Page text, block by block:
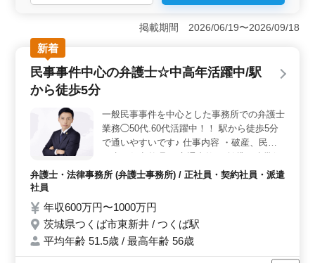
にて1級土木施工管理技士保有者向けの急募求人です。年
収400万円〜600万円という魅力的な報酬と、福利厚生の
充実が特徴です。下妻駅からのアクセスも便利で、車通
勤も可能です。 ＜業務内容＞ 主に国道や上下水道
などの案件における施工管理業務を担当します。各種書
類作成や施工図作成、打合せなども行います。1級土木施
工管理技士や施工管理経験20年以上の方は条件面で優遇
されます。 ＜備考＞ 資格手当や家族手当などの福
利厚生が充実しており、単身用宿舎も完備されていま
す。また、経験豊富な方々が活躍しており、年齢よりも
経験を重視する風土がある企業です。建設業界でのキャ
リアをお持ちの方にとって絶好の機会です。
掲載期間 2026/06/19〜2026/09/18
新着
民事事件中心の弁護士☆中高年活躍中/駅
から徒歩5分
一般民事事件を中心とした事務所での弁護士
業務◯50代.60代活躍中！！ 駅から徒歩5分
で通いやすいです♪ 仕事内容 ・破産、民事
証 ・未払い残業代請求 ・不動産問題 ・売買
する紛争 ・高齢者・障害者の虐待 ・高齢
者・障害者の財産管理 等 今までの経験を活
かして頂ける方ぜひご応募下さい！！ お待
ちしております☆
弁護士・法律事務所 (弁護士事務所) / 正社員・契約社員・派遣
社員
年収600万円〜1000万円
茨城県つくば市東新井 / つくば駅
平均年齢 51.5歳 / 最高年齢 56歳